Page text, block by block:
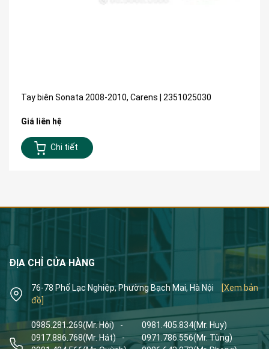
Tay biên Sonata 2008-2010, Carens | 2351025030
Giá liên hệ
Chi tiết
ĐỊA CHỈ CỬA HÀNG
76-78 Phố Lạc Nghiệp, Phường Bạch Mai, Hà Nội
[Xem bản
đồ]
0985.281.269(Mr. Hội) - 0981.405.834(Mr. Huy)
0917.886.768(Mr. Hát) - 0971.786.556(Mr. Tùng)